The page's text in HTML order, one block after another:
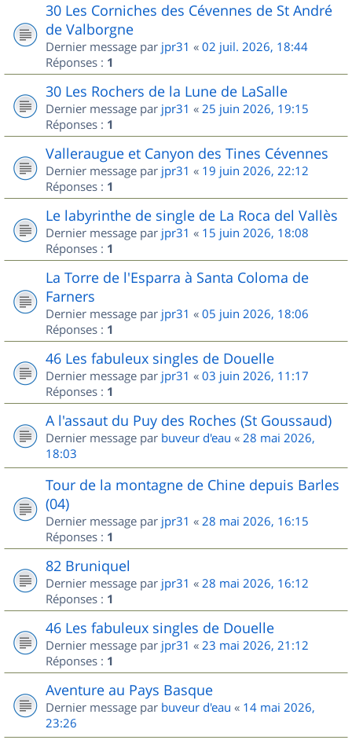
30 Les Corniches des Cévennes de St André
de Valborgne
Dernier message par jpr31 « 02 juil. 2026, 18:44
Réponses : 1
30 Les Rochers de la Lune de LaSalle
Dernier message par jpr31 « 25 juin 2026, 19:15
Réponses : 1
Valleraugue et Canyon des Tines Cévennes
Dernier message par jpr31 « 19 juin 2026, 22:12
Réponses : 1
Le labyrinthe de single de La Roca del Vallès
Dernier message par jpr31 « 15 juin 2026, 18:08
Réponses : 1
La Torre de l'Esparra à Santa Coloma de
Farners
Dernier message par jpr31 « 05 juin 2026, 18:06
Réponses : 1
46 Les fabuleux singles de Douelle
Dernier message par jpr31 « 03 juin 2026, 11:17
Réponses : 1
A l'assaut du Puy des Roches (St Goussaud)
Dernier message par buveur d'eau « 28 mai 2026,
18:03
Tour de la montagne de Chine depuis Barles
(04)
Dernier message par jpr31 « 28 mai 2026, 16:15
Réponses : 1
82 Bruniquel
Dernier message par jpr31 « 28 mai 2026, 16:12
Réponses : 1
46 Les fabuleux singles de Douelle
Dernier message par jpr31 « 23 mai 2026, 21:12
Réponses : 1
Aventure au Pays Basque
Dernier message par buveur d'eau « 14 mai 2026,
23:26